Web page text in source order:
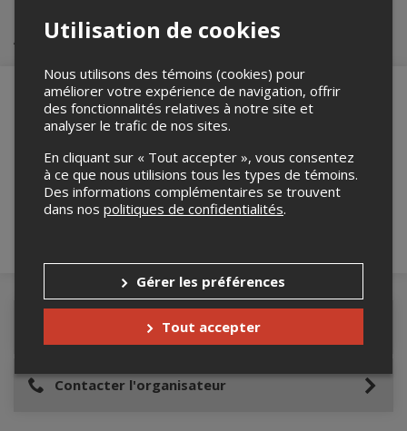
Achat de billets
Merci de confirmer que vous n'êtes pas un
robot ci-bas.
Détails de l'événement
Contacter l'organisateur
Utilisation de cookies
Nous utilisons des témoins (cookies) pour
améliorer votre expérience de navigation, offrir
des fonctionnalités relatives à notre site et
analyser le trafic de nos sites.
En cliquant sur « Tout accepter », vous consentez
à ce que nous utilisions tous les types de témoins.
Des informations complémentaires se trouvent
dans nos politiques de confidentialités.
Gérer les préférences
Tout accepter